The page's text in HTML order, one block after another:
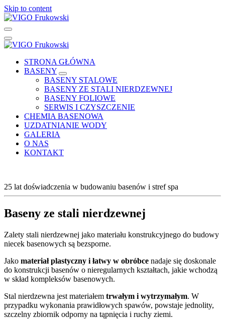
Skip to content
Baseny, Budowa basenów, Chemia basenowa, Uzdatnianie wody
STRONA GŁÓWNA
BASENY
BASENY STALOWE
BASENY ZE STALI NIERDZEWNEJ
BASENY FOLIOWE
SERWIS I CZYSZCZENIE
CHEMIA BASENOWA
UZDATNIANIE WODY
GALERIA
O NAS
KONTAKT
25 lat doświadczenia w budowaniu basenów i stref spa
Baseny ze stali nierdzewnej
Zalety stali nierdzewnej jako materiału konstrukcyjnego do budowy
niecek basenowych są bezsporne.
Jako materiał plastyczny i łatwy w obróbce nadaje się doskonale
do konstrukcji basenów o nieregularnych kształtach, jakie wchodzą
w skład kompleksów basenowych.
Stal nierdzewna jest materiałem trwałym i wytrzymałym. W
przypadku wykonania prawidłowych spawów, powstaje jednolity,
szczelny zbiornik odporny na tąpnięcia i ruchy ziemi.